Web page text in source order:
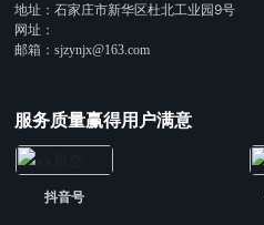
地址：石家庄市新华区杜北工业园9号
网址：
邮箱：sjzynjx@163.com
服务质量赢得用户满意
抖音号